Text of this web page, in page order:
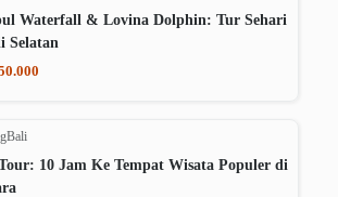
Waterfall & Lovina Dolphin: Tur Sehari
Selatan
Bali
10 Jam Ke Tempat Wisata Populer di